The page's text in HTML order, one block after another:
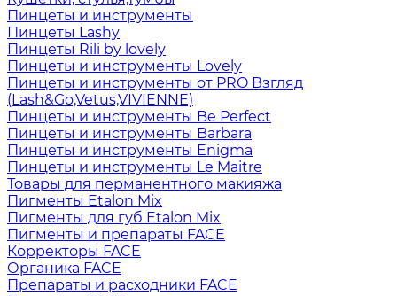
Пинцеты и инструменты
Пинцеты Lashy
Пинцеты Rili by lovely
Пинцеты и инструменты Lovely
Пинцеты и инструменты от PRO Взгляд
(Lash&Go,Vetus,VIVIENNE)
Пинцеты и инструменты Be Perfect
Пинцеты и инструменты Barbara
Пинцеты и инструменты Enigma
Пинцеты и инструменты Le Maitre
Товары для перманентного макияжа
Пигменты Etalon Mix
Пигменты для губ Etalon Mix
Пигменты и препараты FACE
Корректоры FACE
Органика FACE
Препараты и расходники FACE